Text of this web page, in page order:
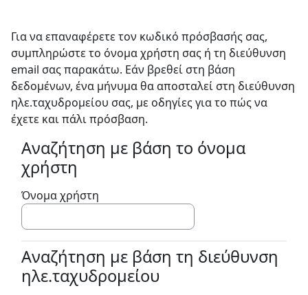
Για να επαναφέρετε τον κωδικό πρόσβασής σας,
συμπληρώστε το όνομα χρήστη σας ή τη διεύθυνση
email σας παρακάτω. Εάν βρεθεί στη βάση
δεδομένων, ένα μήνυμα θα αποσταλεί στη διεύθυνση
ηλε.ταχυδρομείου σας, με οδηγίες για το πώς να
έχετε και πάλι πρόσβαση.
Αναζήτηση με βάση το όνομα χρήστη
Αναζήτηση με βάση το όνομα
χρήστη
Όνομα χρήστη
Αναζήτηση με βάση τη διεύθυνση
Αναζήτηση με βάση τη διεύθυνση
ηλε.ταχυδρομείου